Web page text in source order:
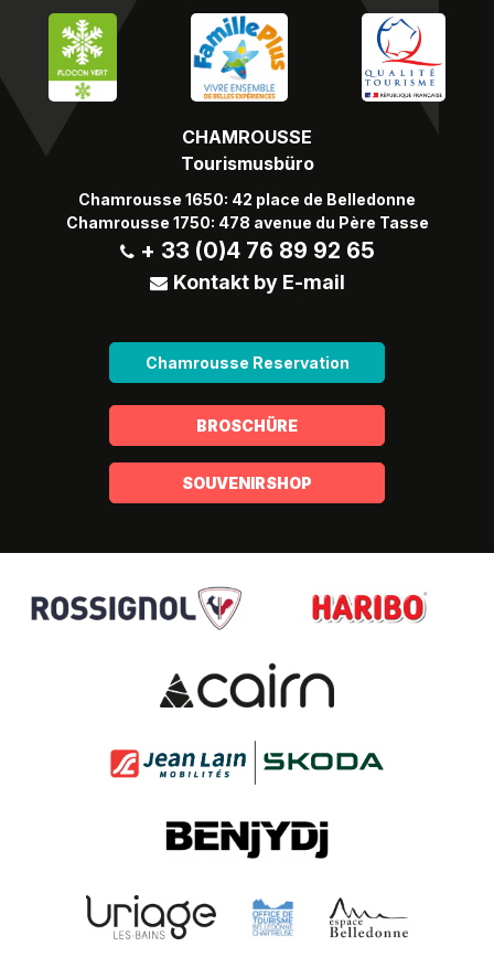
CHAMROUSSE
Tourismusbüro
Chamrousse 1650: 42 place de Belledonne
Chamrousse 1750: 478 avenue du Père Tasse
+ 33 (0)4 76 89 92 65
Kontakt by E-mail
Chamrousse Reservation
BROSCHÜRE
SOUVENIRSHOP